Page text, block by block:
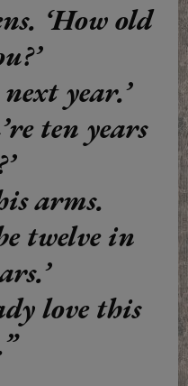
‘How old
next year.’
ten years
arms.
twelve in
love this